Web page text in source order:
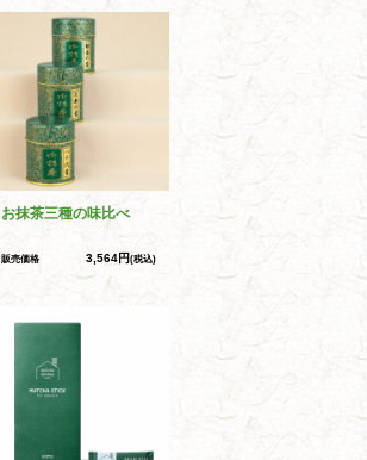
お抹茶三種の味比べ
販売価格 3,564円(税込)